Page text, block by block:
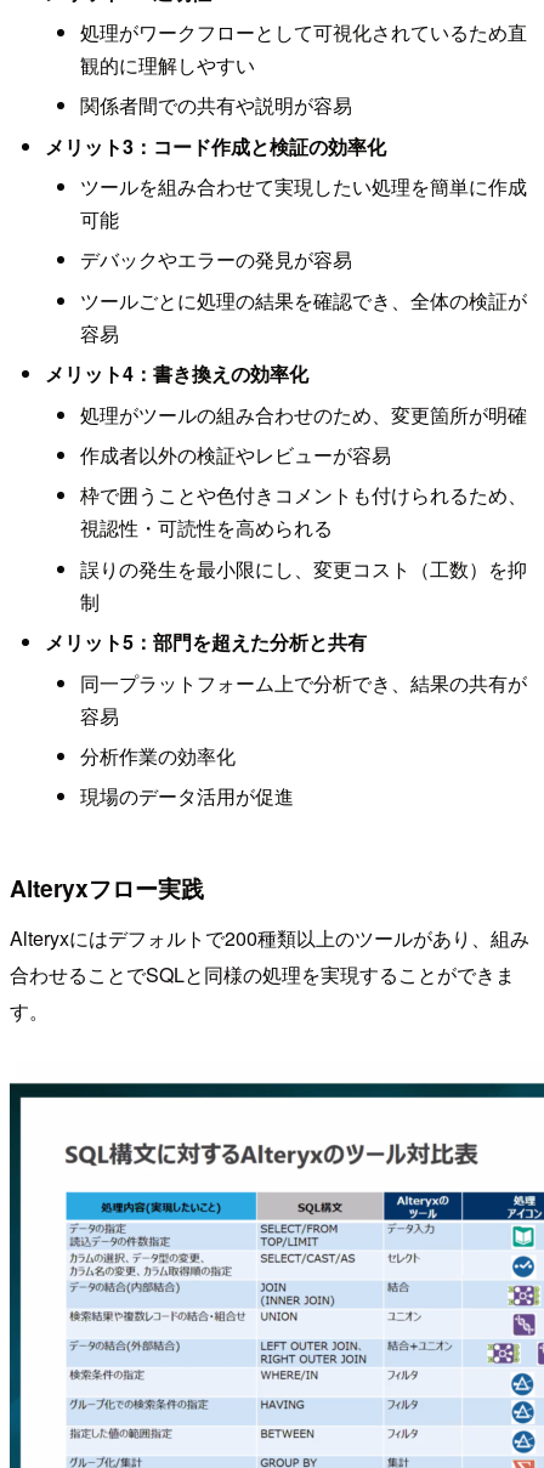
処理がワークフローとして可視化されているため直
観的に理解しやすい
関係者間での共有や説明が容易
メリット3：コード作成と検証の効率化
ツールを組み合わせて実現したい処理を簡単に作成
可能
デバックやエラーの発見が容易
ツールごとに処理の結果を確認でき、全体の検証が
容易
メリット4：書き換えの効率化
処理がツールの組み合わせのため、変更箇所が明確
作成者以外の検証やレビューが容易
枠で囲うことや色付きコメントも付けられるため、
視認性・可読性を高められる
誤りの発生を最小限にし、変更コスト（工数）を抑
制
メリット5：部門を超えた分析と共有
同一プラットフォーム上で分析でき、結果の共有が
容易
分析作業の効率化
現場のデータ活用が促進
Alteryxフロー実践
Alteryxにはデフォルトで200種類以上のツールがあり、組み
合わせることでSQLと同様の処理を実現することができま
す。